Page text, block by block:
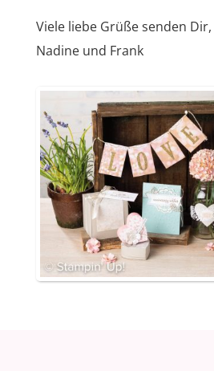
Viele liebe Grüße senden Dir,
Nadine und Frank